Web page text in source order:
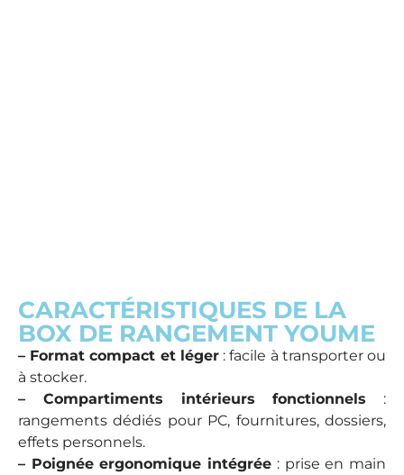
CARACTÉRISTIQUES DE LA
BOX DE RANGEMENT YOUME
– Format compact et léger: facile à transporter ou
à stocker.
– Compartiments intérieurs fonctionnels :
rangements dédiés pour PC, fournitures, dossiers,
effets personnels.
– Poignée ergonomique intégrée : prise en main